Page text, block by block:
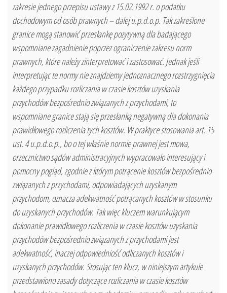
zakresie jednego przepisu ustawy z 15.02.1992 r. o podatku
dochodowym od osób prawnych – dalej u.p.d.o.p. Tak zakreślone
granice mogą stanowić przesłankę pozytywną dla badającego
wspomniane zagadnienie poprzez ograniczenie zakresu norm
prawnych, które należy zinterpretować i zastosować. Jednak jeśli
interpretując te normy nie znajdziemy jednoznacznego rozstrzygnięcia
każdego przypadku rozliczania w czasie kosztów uzyskania
przychodów bezpośrednio związanych z przychodami, to
wspomniane granice stają się przesłanką negatywną dla dokonania
prawidłowego rozliczenia tych kosztów. W praktyce stosowania art. 15
ust. 4 u.p.d.o.p., bo o tej właśnie normie prawnej jest mowa,
orzecznictwo sądów administracyjnych wypracowało interesujący i
pomocny pogląd, zgodnie z którym potrącenie kosztów bezpośrednio
związanych z przychodami, odpowiadających uzyskanym
przychodom, oznacza adekwatność potrącanych kosztów w stosunku
do uzyskanych przychodów. Tak więc kluczem warunkującym
dokonanie prawidłowego rozliczenia w czasie kosztów uzyskania
przychodów bezpośrednio związanych z przychodami jest
adekwatność, inaczej odpowiedniość odliczanych kosztów i
uzyskanych przychodów. Stosując ten klucz, w niniejszym artykule
przedstawiono zasady dotyczące rozliczania w czasie kosztów